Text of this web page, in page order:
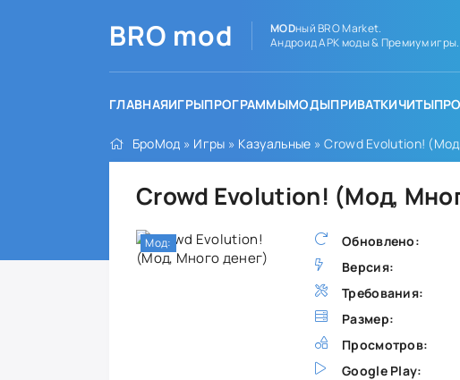
BRO mod MODный BRO Market.
Андроид APK моды & Премиум игры.
ГЛАВНАЯИГРЫПРОГРАММЫМОДЫПРИВАТКИЧИТЫ
БроМод » Игры » Казуальные » Crowd Evolution!
Crowd Evolution! (Мод,
Обновлено:
Версия:
Требования:
Размер:
Просмотров:
Google Play:
Мод: